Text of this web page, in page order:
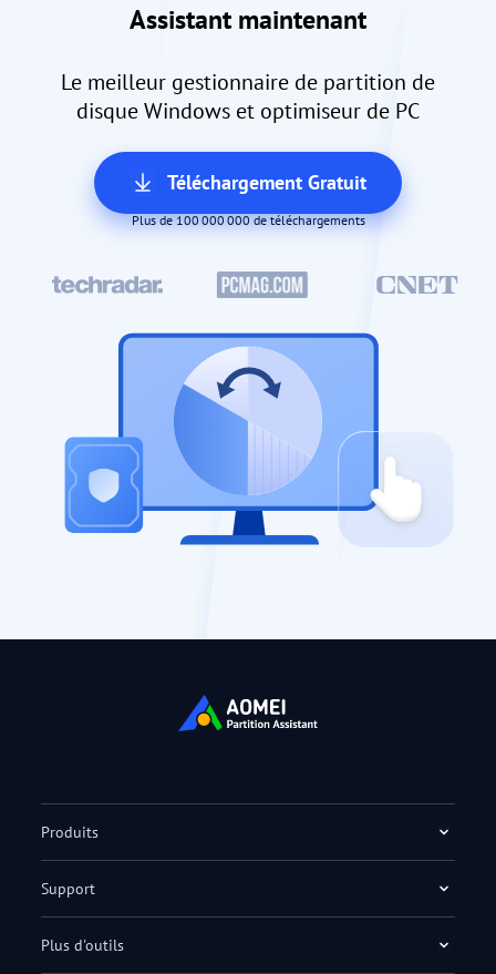
Assistant maintenant
Le meilleur gestionnaire de partition de
disque Windows et optimiseur de PC
Téléchargement Gratuit
Plus de 100 000 000 de téléchargements
Produits
Support
Plus d'outils